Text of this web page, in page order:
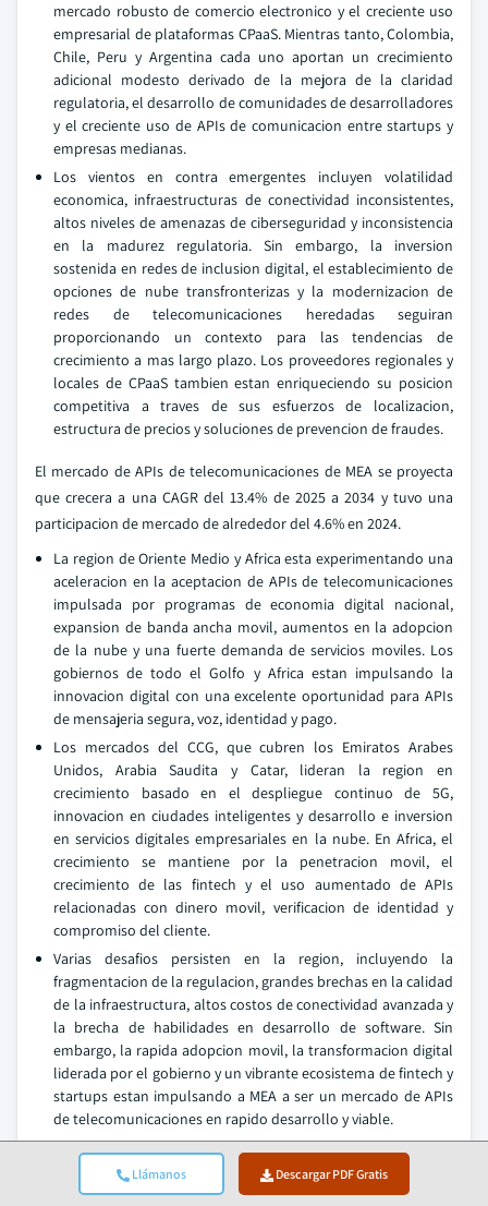
Llámanos Descargar PDF Gratis
mercado robusto de comercio electronico y el creciente uso
empresarial de plataformas CPaaS. Mientras tanto, Colombia,
Chile, Peru y Argentina cada uno aportan un crecimiento
adicional modesto derivado de la mejora de la claridad
regulatoria, el desarrollo de comunidades de desarrolladores
y el creciente uso de APIs de comunicacion entre startups y
empresas medianas.
Los vientos en contra emergentes incluyen volatilidad
economica, infraestructuras de conectividad inconsistentes,
altos niveles de amenazas de ciberseguridad y inconsistencia
en la madurez regulatoria. Sin embargo, la inversion
sostenida en redes de inclusion digital, el establecimiento de
opciones de nube transfronterizas y la modernizacion de
redes de telecomunicaciones heredadas seguiran
proporcionando un contexto para las tendencias de
crecimiento a mas largo plazo. Los proveedores regionales y
locales de CPaaS tambien estan enriqueciendo su posicion
competitiva a traves de sus esfuerzos de localizacion,
estructura de precios y soluciones de prevencion de fraudes.
El mercado de APIs de telecomunicaciones de MEA se proyecta
que crecera a una CAGR del 13.4% de 2025 a 2034 y tuvo una
participacion de mercado de alrededor del 4.6% en 2024.
La region de Oriente Medio y Africa esta experimentando una
aceleracion en la aceptacion de APIs de telecomunicaciones
impulsada por programas de economia digital nacional,
expansion de banda ancha movil, aumentos en la adopcion
de la nube y una fuerte demanda de servicios moviles. Los
gobiernos de todo el Golfo y Africa estan impulsando la
innovacion digital con una excelente oportunidad para APIs
de mensajeria segura, voz, identidad y pago.
Los mercados del CCG, que cubren los Emiratos Arabes
Unidos, Arabia Saudita y Catar, lideran la region en
crecimiento basado en el despliegue continuo de 5G,
innovacion en ciudades inteligentes y desarrollo e inversion
en servicios digitales empresariales en la nube. En Africa, el
crecimiento se mantiene por la penetracion movil, el
crecimiento de las fintech y el uso aumentado de APIs
relacionadas con dinero movil, verificacion de identidad y
compromiso del cliente.
Varias desafios persisten en la region, incluyendo la
fragmentacion de la regulacion, grandes brechas en la calidad
de la infraestructura, altos costos de conectividad avanzada y
la brecha de habilidades en desarrollo de software. Sin
embargo, la rapida adopcion movil, la transformacion digital
liderada por el gobierno y un vibrante ecosistema de fintech y
startups estan impulsando a MEA a ser un mercado de APIs
de telecomunicaciones en rapido desarrollo y viable.
Participacion en el mercado de APIs de
telecomunicaciones